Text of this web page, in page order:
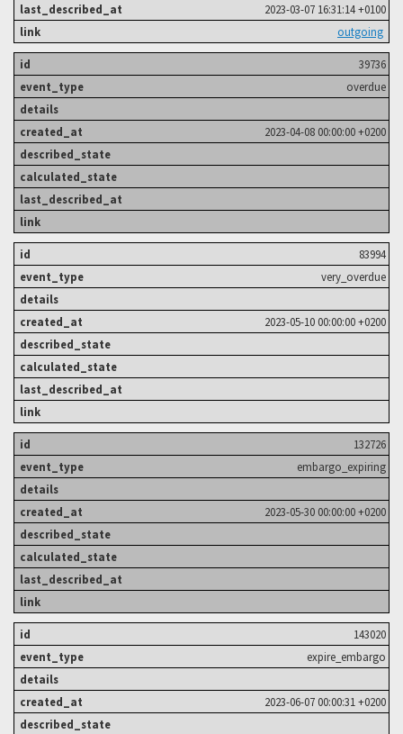
2023-03-07 16:31:14 +0100
outgoing
39736
overdue
2023-04-08 00:00:00 +0200
83994
very_overdue
2023-05-10 00:00:00 +0200
132726
embargo_expiring
2023-05-30 00:00:00 +0200
143020
expire_embargo
2023-06-07 00:00:31 +0200